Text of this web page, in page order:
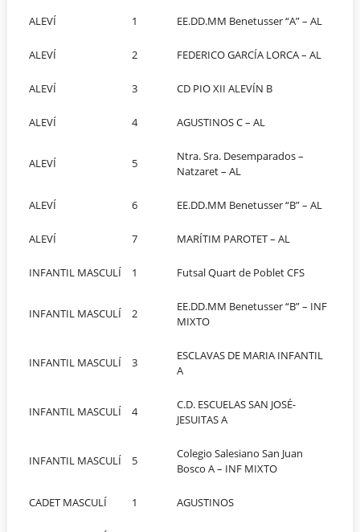
ALEVÍ 1 EE.DD.MM Benetusser “A” – AL
ALEVÍ 2 FEDERICO GARCÍA LORCA – AL
ALEVÍ 3 CD PIO XII ALEVÍN B
ALEVÍ 4 AGUSTINOS C – AL
ALEVÍ 5
Ntra. Sra. Desemparados –
Natzaret – AL
ALEVÍ 6 EE.DD.MM Benetusser “B” – AL
ALEVÍ 7 MARÍTIM PAROTET – AL
INFANTIL MASCULÍ 1 Futsal Quart de Poblet CFS
INFANTIL MASCULÍ 2
EE.DD.MM Benetusser “B” – INF
MIXTO
INFANTIL MASCULÍ 3
ESCLAVAS DE MARIA INFANTIL
A
INFANTIL MASCULÍ 4
C.D. ESCUELAS SAN JOSÉ-
JESUITAS A
INFANTIL MASCULÍ 5
Colegio Salesiano San Juan
Bosco A – INF MIXTO
CADET MASCULÍ 1 AGUSTINOS